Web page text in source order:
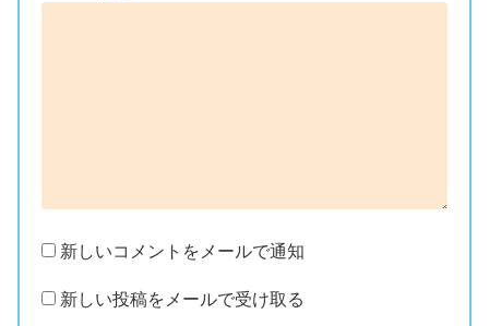
新しいコメントをメールで通知
新しい投稿をメールで受け取る